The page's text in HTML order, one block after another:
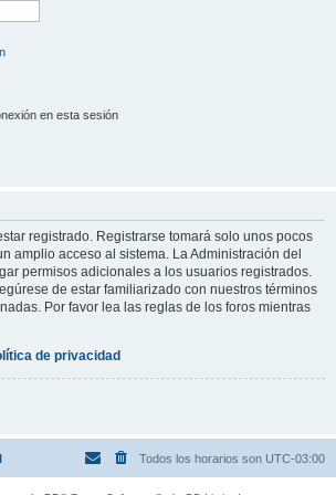
en esta sesión
registrado. Registrarse tomará solo unos pocos
amplio acceso al sistema. La Administración del
permisos adicionales a los usuarios registrados.
de estar familiarizado con nuestros términos
Por favor lea las reglas de los foros mientras
de privacidad
Todos los horarios son UTC-03:00